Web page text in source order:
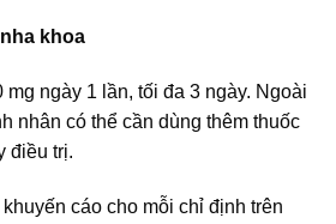
khoa
mg ngày 1 lần, tối đa 3 ngày. Ngoài
nhân có thể cần dùng thêm thuốc
điều trị.
cáo cho mỗi chỉ định trên